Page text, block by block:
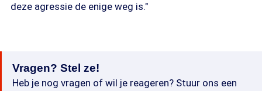
deze agressie de enige weg is."
Vragen? Stel ze!
Heb je nog vragen of wil je reageren? Stuur ons een